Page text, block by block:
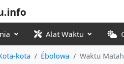
Alat Waktu
kota Ébolowa Waktu